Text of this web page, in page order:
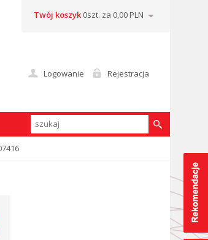
Logowanie Rejestracja
Twój koszyk 0szt. za 0,00 PLN